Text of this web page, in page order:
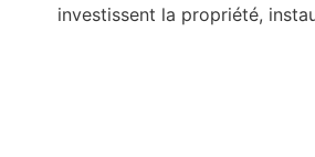
investissent la propriété,